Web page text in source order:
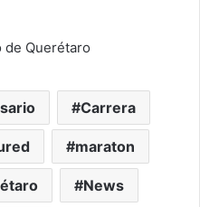
de Querétaro
Carrera
maraton
News